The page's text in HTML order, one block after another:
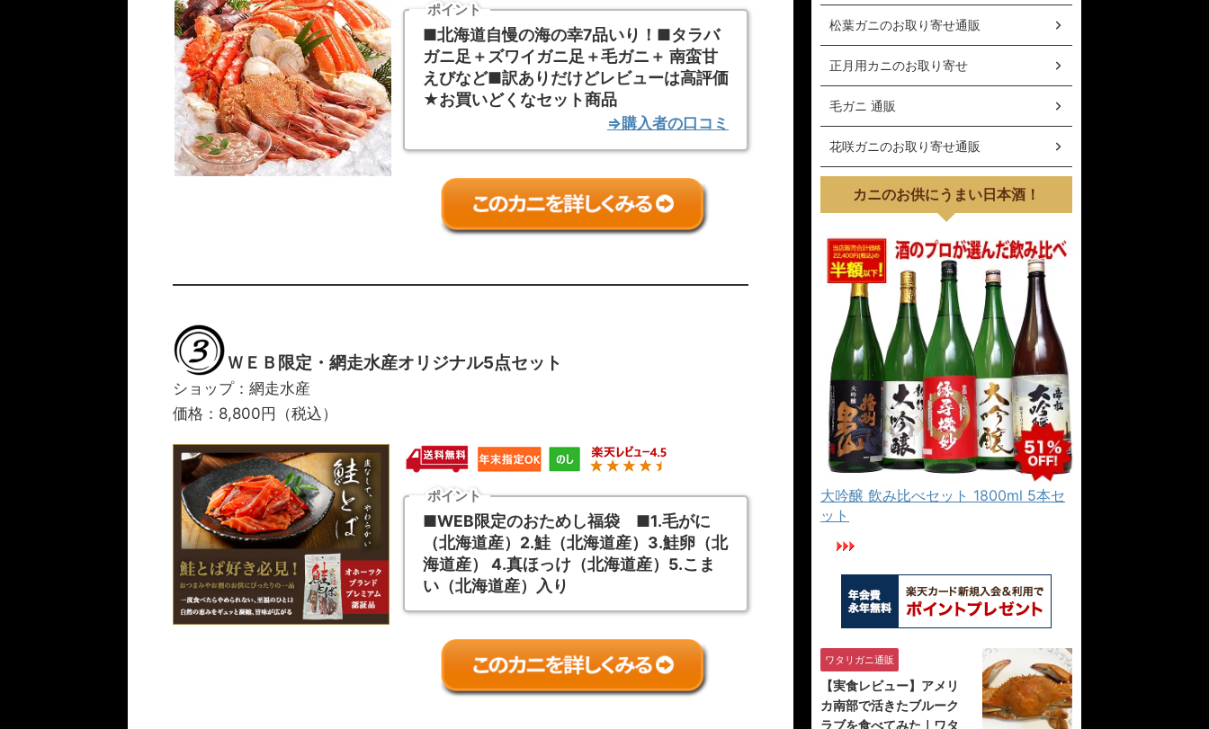
ポイント
■北海道自慢の海の幸7品いり！■タラバ
ガニ足＋ズワイガニ足＋毛ガニ＋ 南蛮甘
えびなど■訳ありだけどレビューは高評価
★お買いどくなセット商品
⇒購入者の口コミ
ＷＥＢ限定・網走水産オリジナル5点セット
ショップ：網走水産
価格：8,800円（税込）
ポイント
■WEB限定のおためし福袋 ■1.毛がに
（北海道産）2.鮭（北海道産）3.鮭卵（北
海道産） 4.真ほっけ（北海道産）5.こま
い（北海道産）入り
松葉ガニのお取り寄せ通販
正月用カニのお取り寄せ
毛ガニ 通販
花咲ガニのお取り寄せ通販
カニのお供にうまい日本酒！
大吟醸 飲み比べセット 1800ml 5本セ
ット
ワタリガニ通販
【実食レビュー】アメリ
カ南部で活きたブルーク
ラブを食べてみた｜ワタ